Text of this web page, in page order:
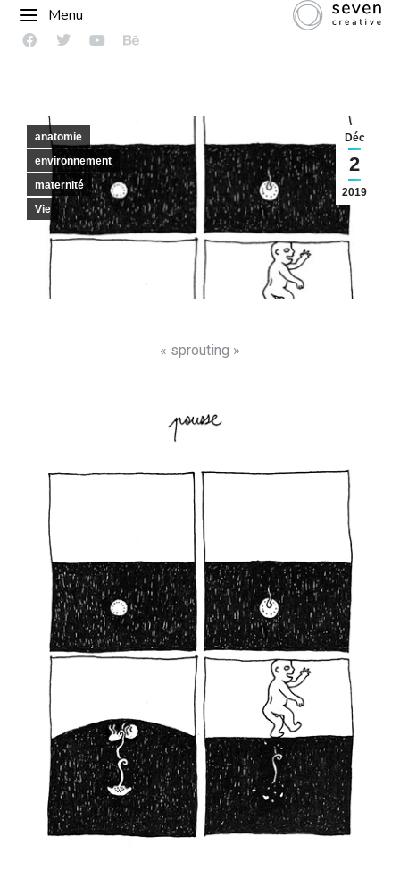
Menu
Déc
2
2019
anatomie
environnement
maternité
Vie
« sprouting »